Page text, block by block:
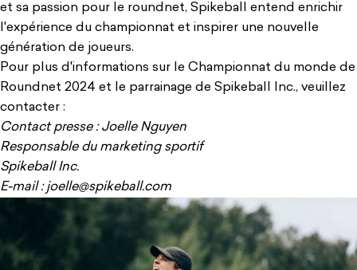
et sa passion pour le roundnet, Spikeball entend enrichir
l'expérience du championnat et inspirer une nouvelle
génération de joueurs.
Pour plus d'informations sur le Championnat du monde de
Roundnet 2024 et le parrainage de Spikeball Inc., veuillez
contacter :
Contact presse : Joelle Nguyen
Responsable du marketing sportif
Spikeball Inc.
E-mail : joelle@spikeball.com